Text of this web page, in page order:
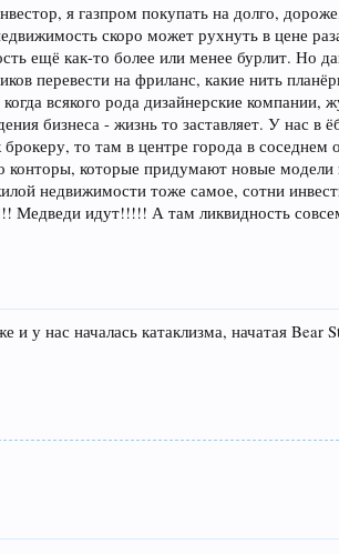
я газпром покупать на долго,
скоро может рухнуть в цене
ещё как-то более или менее бурлит. Но
перевести на фриланс, какие нить
всякого рода дизайнерские компании,
бизнеса - жизнь то заставляет. У нас в
то там в центре города в
которые придумают новые
недвижимости тоже самое, сотни
Медведи идут!!!!! А там ликвидность
у нас началась катаклизма, начатая Bear